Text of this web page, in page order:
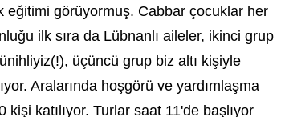
eğitimi görüyormuş. Cabbar çocuklar her
ilk sıra da Lübnanlı aileler, ikinci grup
üçüncü grup biz altı kişiyle
Aralarında hoşgörü ve yardımlaşma
katılıyor. Turlar saat 11'de başlıyor